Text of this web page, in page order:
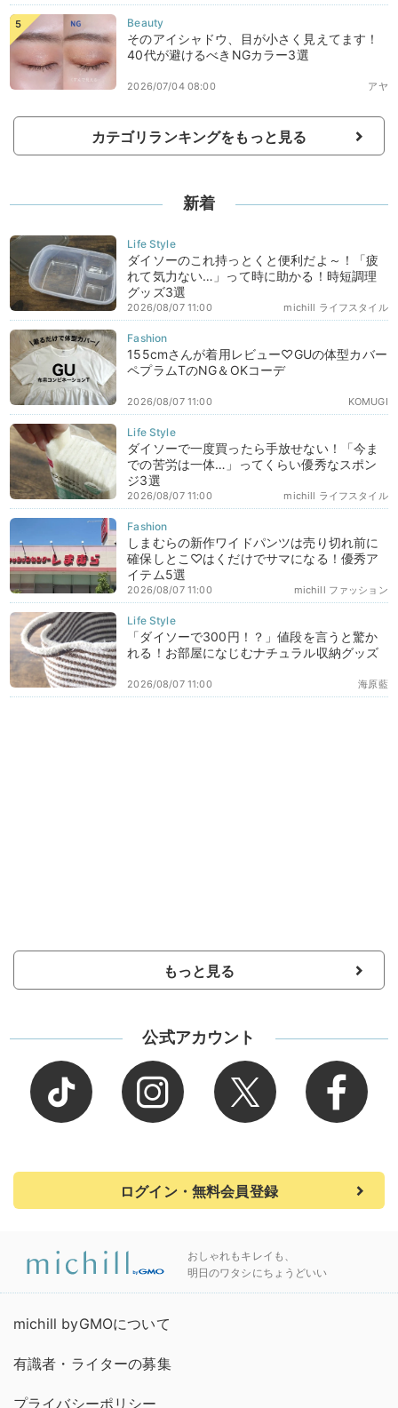
そのアイシャドウ、目が小さく見えてます！
40代が避けるべきNGカラー3選
アヤ
2026/07/04 08:00
カテゴリランキングをもっと見る
新着
ダイソーのこれ持っとくと便利だよ～！「疲
れて気力ない…」って時に助かる！時短調理
グッズ3選
michill ライフスタイル
2026/08/07 11:00
155cmさんが着用レビュー♡GUの体型カバー
ペプラムTのNG＆OKコーデ
KOMUGI
2026/08/07 11:00
ダイソーで一度買ったら手放せない！「今ま
での苦労は一体…」ってくらい優秀なスポン
ジ3選
michill ライフスタイル
2026/08/07 11:00
しまむらの新作ワイドパンツは売り切れ前に
確保しとこ♡はくだけでサマになる！優秀ア
イテム5選
michill ファッション
2026/08/07 11:00
「ダイソーで300円！？」値段を言うと驚か
れる！お部屋になじむナチュラル収納グッズ
海原藍
2026/08/07 11:00
もっと見る
公式アカウント
ログイン・無料会員登録
おしゃれもキレイも、
明日のワタシにちょうどいい
michill byGMOについて
有識者・ライターの募集
プライバシーポリシー